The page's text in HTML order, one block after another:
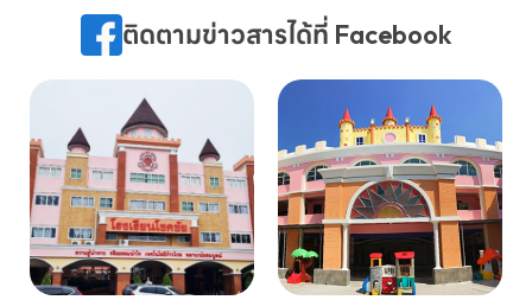
075-691910ติดตามข่าวสารได้ที่ Facebook